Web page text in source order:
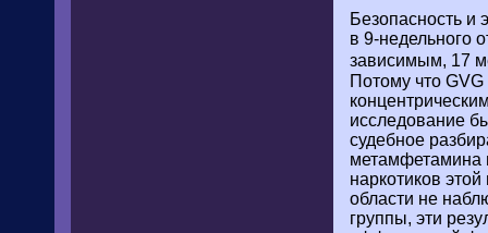
Безопасность и
в 9-недельного
зависимым, 17
Потому что
исследование
судебное
метамфетамина
наркотиков
области не
группы, эти